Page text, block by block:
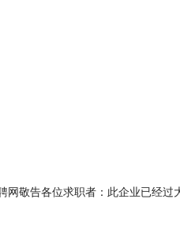
网敬告各位求职者：此企业已经